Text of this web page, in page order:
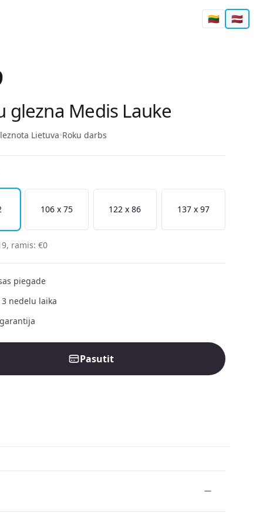
🇱🇹 🇱🇻
glezna Medis Lauke
Lietuva•Roku darbs
106 x 75 122 x 86 137 x 97
, ramis:€0
piegade
3 nedelu laika
Pasutit